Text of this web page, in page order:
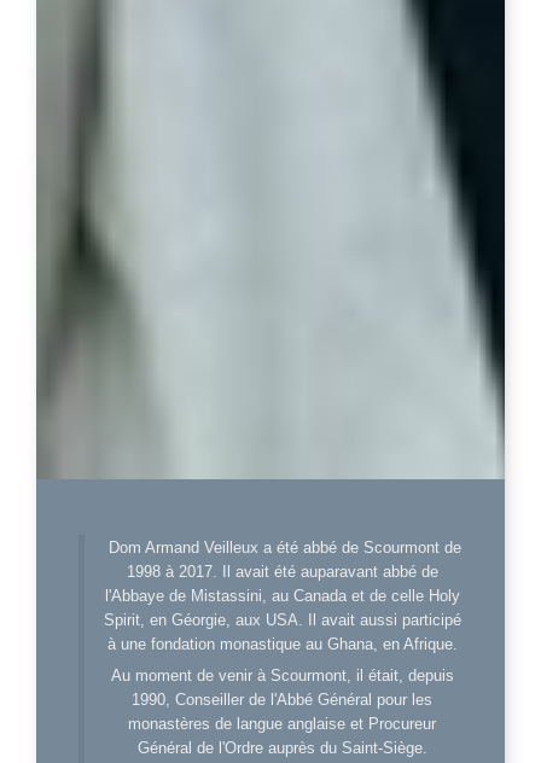
Dom Armand Veilleux a été abbé de Scourmont de
1998 à 2017. Il avait été auparavant abbé de
l'Abbaye de Mistassini, au Canada et de celle Holy
Spirit, en Géorgie, aux USA. Il avait aussi participé
à une fondation monastique au Ghana, en Afrique.
Au moment de venir à Scourmont, il était, depuis
1990, Conseiller de l'Abbé Général pour les
monastères de langue anglaise et Procureur
Général de l'Ordre auprès du Saint-Siège.